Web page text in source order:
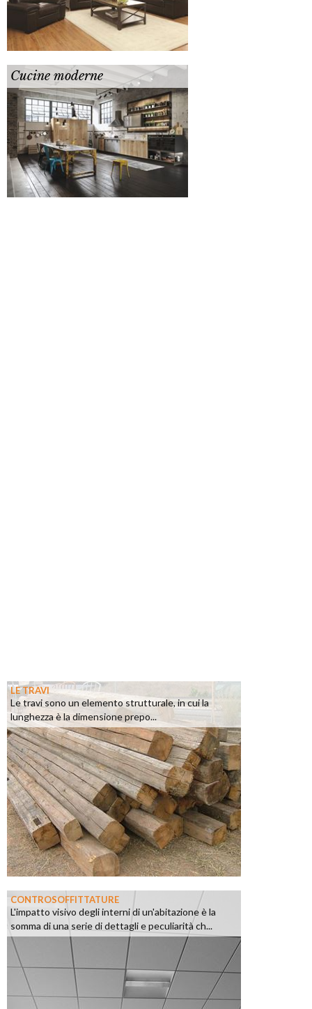
Cucine moderne
LE TRAVI
Le travi sono un elemento strutturale, in cui la
lunghezza è la dimensione prepo...
CONTROSOFFITTATURE
L'impatto visivo degli interni di un'abitazione è la
somma di una serie di dettagli e peculiarità ch...